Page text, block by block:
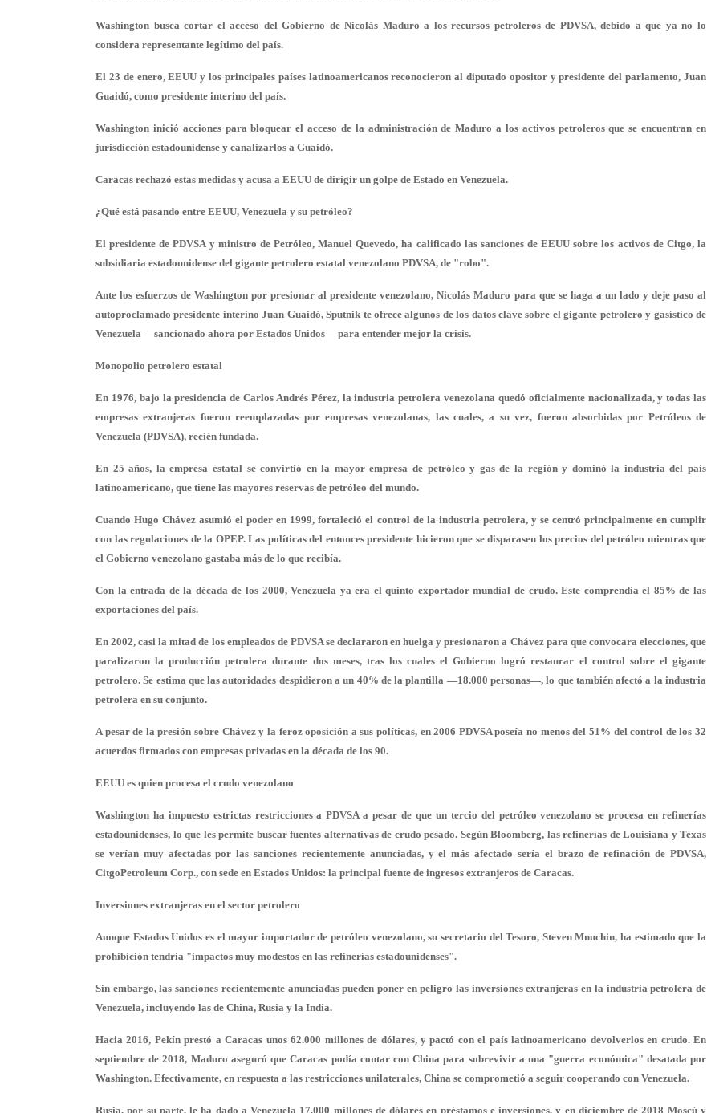
Washington busca cortar el acceso del Gobierno de Nicolás Maduro a los recursos petroleros de PDVSA, debido a que ya no lo
considera representante legítimo del país.
El 23 de enero, EEUU y los principales países latinoamericanos reconocieron al diputado opositor y presidente del parlamento, Juan
Guaidó, como presidente interino del país.
Washington inició acciones para bloquear el acceso de la administración de Maduro a los activos petroleros que se encuentran en
jurisdicción estadounidense y canalizarlos a Guaidó.
Caracas rechazó estas medidas y acusa a EEUU de dirigir un golpe de Estado en Venezuela.
¿Qué está pasando entre EEUU, Venezuela y su petróleo?
El presidente de PDVSA y ministro de Petróleo, Manuel Quevedo, ha calificado las sanciones de EEUU sobre los activos de Citgo, la
subsidiaria estadounidense del gigante petrolero estatal venezolano PDVSA, de "robo".
Ante los esfuerzos de Washington por presionar al presidente venezolano, Nicolás Maduro para que se haga a un lado y deje paso al
autoproclamado presidente interino Juan Guaidó, Sputnik te ofrece algunos de los datos clave sobre el gigante petrolero y gasístico de
Venezuela —sancionado ahora por Estados Unidos— para entender mejor la crisis.
Monopolio petrolero estatal
En 1976, bajo la presidencia de Carlos Andrés Pérez, la industria petrolera venezolana quedó oficialmente nacionalizada, y todas las
empresas extranjeras fueron reemplazadas por empresas venezolanas, las cuales, a su vez, fueron absorbidas por Petróleos de
Venezuela (PDVSA), recién fundada.
En 25 años, la empresa estatal se convirtió en la mayor empresa de petróleo y gas de la región y dominó la industria del país
latinoamericano, que tiene las mayores reservas de petróleo del mundo.
Cuando Hugo Chávez asumió el poder en 1999, fortaleció el control de la industria petrolera, y se centró principalmente en cumplir
con las regulaciones de la OPEP. Las políticas del entonces presidente hicieron que se disparasen los precios del petróleo mientras que
el Gobierno venezolano gastaba más de lo que recibía.
Con la entrada de la década de los 2000, Venezuela ya era el quinto exportador mundial de crudo. Este comprendía el 85% de las
exportaciones del país.
En 2002, casi la mitad de los empleados de PDVSA se declararon en huelga y presionaron a Chávez para que convocara elecciones, que
paralizaron la producción petrolera durante dos meses, tras los cuales el Gobierno logró restaurar el control sobre el gigante
petrolero. Se estima que las autoridades despidieron a un 40% de la plantilla —18.000 personas—, lo que también afectó a la industria
petrolera en su conjunto.
A pesar de la presión sobre Chávez y la feroz oposición a sus políticas, en 2006 PDVSA poseía no menos del 51% del control de los 32
acuerdos firmados con empresas privadas en la década de los 90.
EEUU es quien procesa el crudo venezolano
Washington ha impuesto estrictas restricciones a PDVSA a pesar de que un tercio del petróleo venezolano se procesa en refinerías
estadounidenses, lo que les permite buscar fuentes alternativas de crudo pesado. Según Bloomberg, las refinerías de Louisiana y Texas
se verían muy afectadas por las sanciones recientemente anunciadas, y el más afectado sería el brazo de refinación de PDVSA,
CitgoPetroleum Corp., con sede en Estados Unidos: la principal fuente de ingresos extranjeros de Caracas.
Inversiones extranjeras en el sector petrolero
Aunque Estados Unidos es el mayor importador de petróleo venezolano, su secretario del Tesoro, Steven Mnuchin, ha estimado que la
prohibición tendría "impactos muy modestos en las refinerías estadounidenses".
Sin embargo, las sanciones recientemente anunciadas pueden poner en peligro las inversiones extranjeras en la industria petrolera de
Venezuela, incluyendo las de China, Rusia y la India.
Hacia 2016, Pekín prestó a Caracas unos 62.000 millones de dólares, y pactó con el país latinoamericano devolverlos en crudo. En
septiembre de 2018, Maduro aseguró que Caracas podía contar con China para sobrevivir a una "guerra económica" desatada por
Washington. Efectivamente, en respuesta a las restricciones unilaterales, China se comprometió a seguir cooperando con Venezuela.
Rusia, por su parte, le ha dado a Venezuela 17.000 millones de dólares en préstamos e inversiones, y en diciembre de 2018 Moscú y